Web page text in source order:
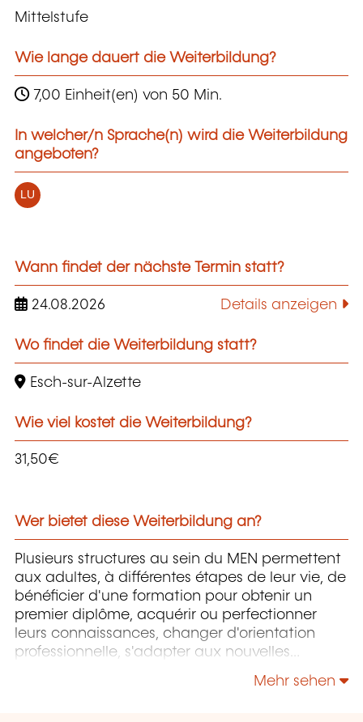
Mittelstufe
Wie lange dauert die Weiterbildung?
7,00 Einheit(en) von 50 Min.
In welcher/n Sprache(n) wird die Weiterbildung
angeboten?
LU
Wann findet der nächste Termin statt?
24.08.2026 Details anzeigen
Wo findet die Weiterbildung statt?
Esch-sur-Alzette
Wie viel kostet die Weiterbildung?
31,50€
Wer bietet diese Weiterbildung an?
Plusieurs structures au sein du MEN permettent
aux adultes, à différentes étapes de leur vie, de
bénéficier d'une formation pour obtenir un
premier diplôme, acquérir ou perfectionner
leurs connaissances, changer d'orientation
professionnelle, s'adapter aux nouvelles
technologies, enrichir leur culture personnelle...
Mehr sehen